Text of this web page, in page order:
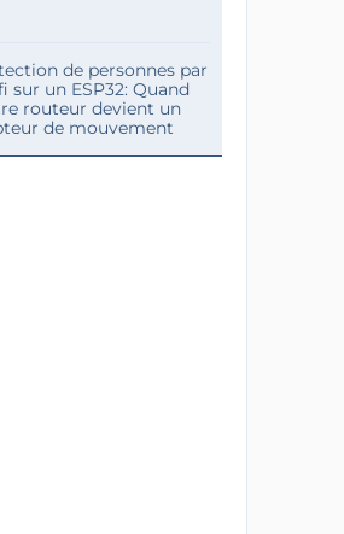
de personnes par
sur un ESP32: Quand
routeur devient un
de mouvement